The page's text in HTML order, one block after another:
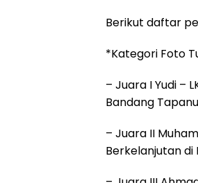
Berikut daftar
*Kategori Foto
– Juara I Yudi –
Bandang
– Juara II
Berkelanjutan di